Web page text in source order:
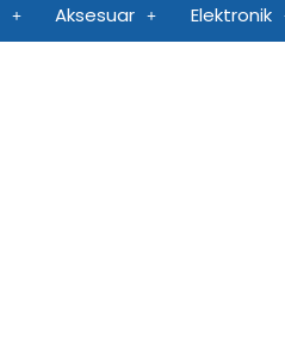
Aksesuar Elektronik